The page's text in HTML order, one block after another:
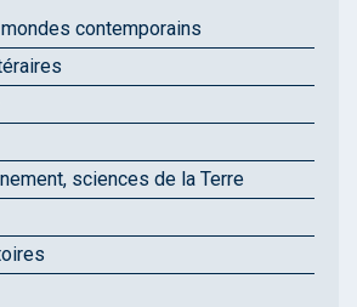
contemporains
sciences de la Terre